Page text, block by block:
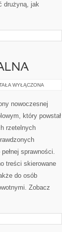
drużyną, jak
WYŁĄCZONA
nowoczesnej
który powstał
rzetelnych
sprawności.
treści skierowane
do osób
Zobacz